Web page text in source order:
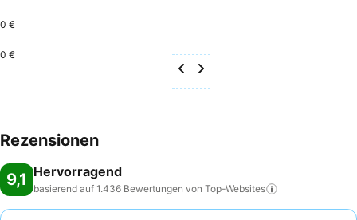
0 €
0 €
Rezensionen
9,1 Hervorragend
basierend auf 1.436 Bewertungen von Top-Websites